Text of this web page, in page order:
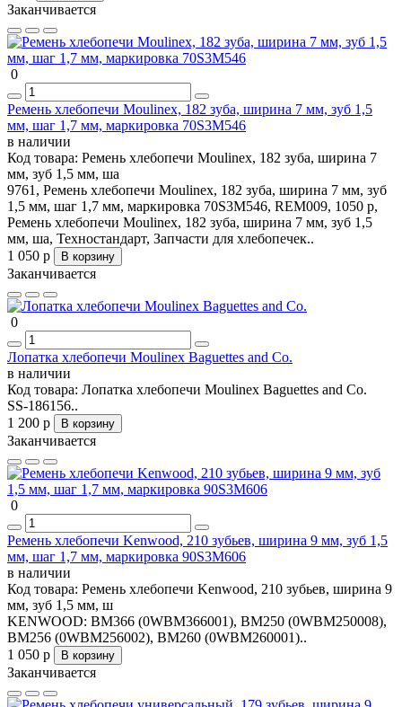
Заканчивается
0
Ремень хлебопечи Moulinex, 182 зуба, ширина 7 мм, зуб 1,5
мм, шаг 1,7 мм, маркировка 70S3M546
в наличии
Код товара: Ремень хлебопечи Moulinex, 182 зуба, ширина 7
мм, зуб 1,5 мм, ша
9761, Ремень хлебопечи Moulinex, 182 зуба, ширина 7 мм, зуб
1,5 мм, шаг 1,7 мм, маркировка 70S3M546, REM009, 1050 р,
Ремень хлебопечи Moulinex, 182 зуба, ширина 7 мм, зуб 1,5
мм, ша, Техностандарт, Запчасти для хлебопечек..
1 050 р
В корзину
Заканчивается
0
Лопатка хлебопечи Moulinex Baguettes and Co.
в наличии
Код товара: Лопатка хлебопечи Moulinex Baguettes and Co.
SS-186156..
1 200 р
В корзину
Заканчивается
0
Ремень хлебопечи Kenwood, 210 зубьев, ширина 9 мм, зуб 1,5
мм, шаг 1,7 мм, маркировка 90S3M606
в наличии
Код товара: Ремень хлебопечи Kenwood, 210 зубьев, ширина 9
мм, зуб 1,5 мм, ш
KENWOOD: BM366 (0WBM366001), BM250 (0WBM250008),
BM256 (0WBM256002), BM260 (0WBM260001)..
1 050 р
В корзину
Заканчивается